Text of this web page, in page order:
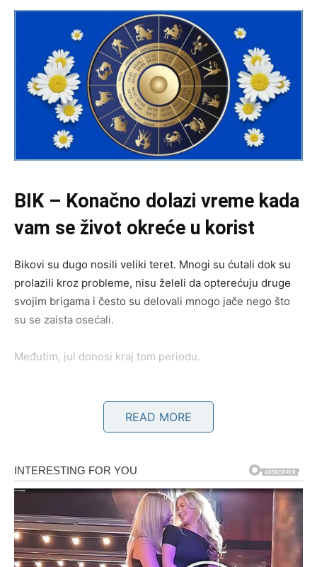
BIK – Konačno dolazi vreme kada
vam se život okreće u korist
Bikovi su dugo nosili veliki teret. Mnogi su ćutali dok su
prolazili kroz probleme, nisu želeli da opterećuju druge
svojim brigama i često su delovali mnogo jače nego što
su se zaista osećali.
Međutim, jul donosi kraj tom periodu.
mogućnosti. Pojavljuje se osoba koja može imati veliki
uticaj na vašu budućnost. To može biti poslovni partner,
ono što već dugo planirate.
Novac postaje jedna od najlepših tema ovog meseca.
Mnogi Bikovi će dobiti povišicu, dodatni posao ili priliku
koja će značajno povećati njihove prihode. Oni koji su
READ MORE